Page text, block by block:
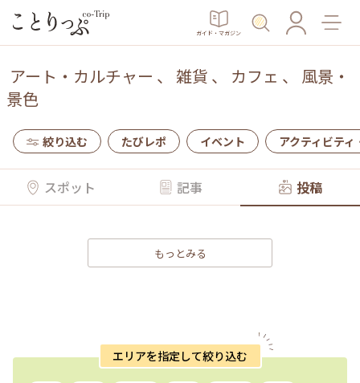
ガイド・マガジン
アート・カルチャー 、 雑貨 、 カフェ 、 風景・
景色
絞り込む たびレポ イベント アクティビティ
スポット 記事 投稿
もっとみる
エリアを指定して絞り込む